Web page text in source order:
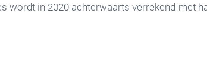
wordt in 2020 achterwaarts verrekend met